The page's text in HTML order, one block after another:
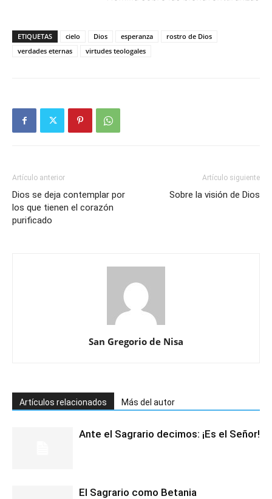
ETIQUETAS cielo Dios esperanza
rostro de Dios
verdades eternas
virtudes teologales
Artículo anterior
Dios se deja contemplar por
los que tienen el corazón
purificado
Artículo siguiente
Sobre la visión de Dios
San Gregorio de Nisa
Artículos relacionados Más del autor
Ante el Sagrario decimos: ¡Es el Señor!
El Sagrario como Betania